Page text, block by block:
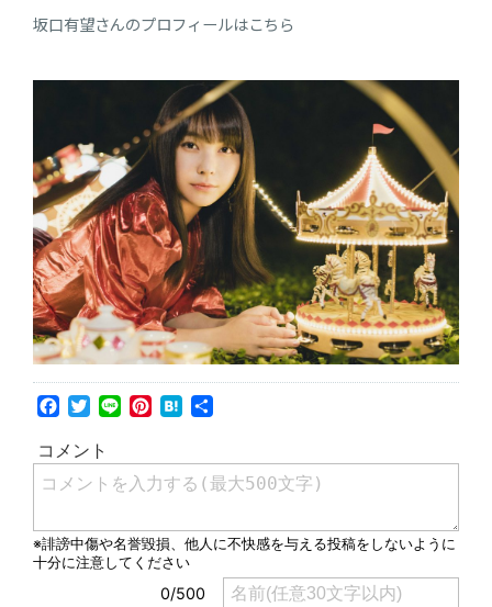
坂口有望さんのプロフィールはこちら
Facebook
Twitter
LinePinterest
Hatena
共